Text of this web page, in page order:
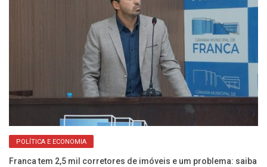
POLÍTICA E ECONOMIA
Franca tem 2,5 mil corretores de imóveis e um problema: saiba